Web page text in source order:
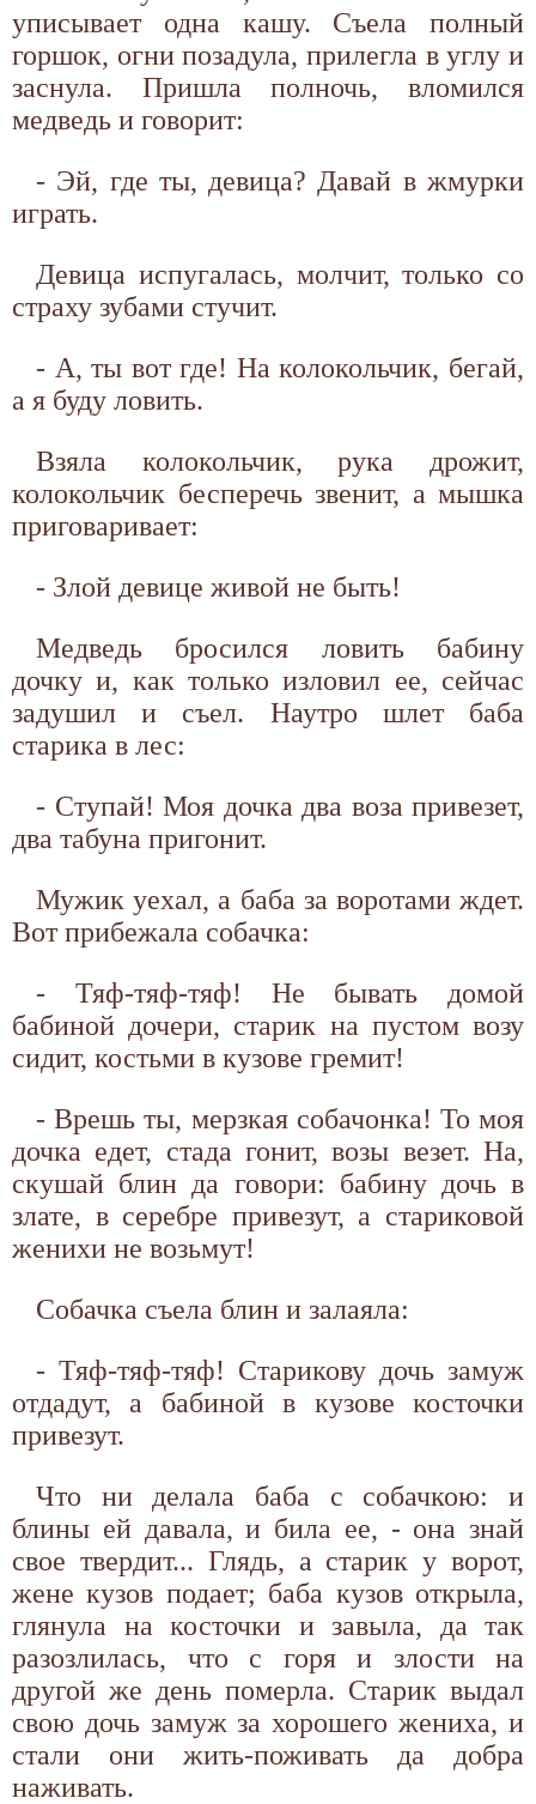
уписывает одна кашу. Съела полный
горшок, огни позадула, прилегла в углу и
заснула. Пришла полночь, вломился
медведь и говорит:
- Эй, где ты, девица? Давай в жмурки
играть.
Девица испугалась, молчит, только со
страху зубами стучит.
- А, ты вот где! На колокольчик, бегай,
а я буду ловить.
Взяла колокольчик, рука дрожит,
колокольчик бесперечь звенит, а мышка
приговаривает:
- Злой девице живой не быть!
Медведь бросился ловить бабину
дочку и, как только изловил ее, сейчас
задушил и съел. Наутро шлет баба
старика в лес:
- Ступай! Моя дочка два воза привезет,
два табуна пригонит.
Мужик уехал, а баба за воротами ждет.
Вот прибежала собачка:
- Тяф-тяф-тяф! Не бывать домой
бабиной дочери, старик на пустом возу
сидит, костьми в кузове гремит!
- Врешь ты, мерзкая собачонка! То моя
дочка едет, стада гонит, возы везет. На,
скушай блин да говори: бабину дочь в
злате, в серебре привезут, а стариковой
женихи не возьмут!
Собачка съела блин и залаяла:
- Тяф-тяф-тяф! Старикову дочь замуж
отдадут, а бабиной в кузове косточки
привезут.
Что ни делала баба с собачкою: и
блины ей давала, и била ее, - она знай
свое твердит... Глядь, а старик у ворот,
жене кузов подает; баба кузов открыла,
глянула на косточки и завыла, да так
разозлилась, что с горя и злости на
другой же день померла. Старик выдал
свою дочь замуж за хорошего жениха, и
стали они жить-поживать да добра
наживать.